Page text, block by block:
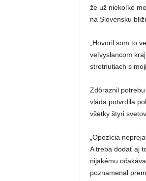
že už niekoľko
na Slovensku
„Hovoril som to
veľvyslancom
stretnutiach s
Zdôraznil
vláda potvrdila
všetky štyri
„Opozícia
A treba dodať aj
nijakému
poznamenal